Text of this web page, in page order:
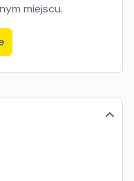
miejscu.